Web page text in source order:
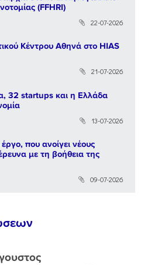
(FFHRI)
22-07-2026
Κέντρου Αθηνά στο HIAS
21-07-2026
32 startups και η Ελλάδα
13-07-2026
που ανοίγει νέους
με τη βοήθεια της
09-07-2026